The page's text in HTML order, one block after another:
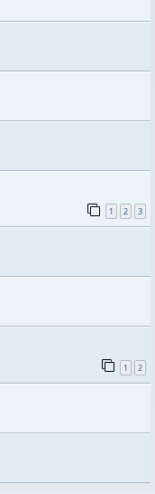
1 2 3
1 2